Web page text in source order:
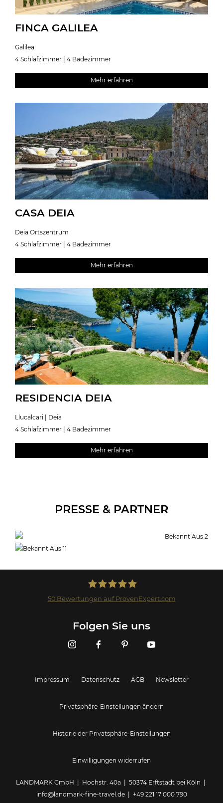
FINCA GALILEA
Galilea
4 Schlafzimmer | 4 Badezimmer
Mehr erfahren
CASA DEIA
Deia Ortszentrum
4 Schlafzimmer | 4 Badezimmer
Mehr erfahren
RESIDENCIA DEIA
Llucalcari | Deia
4 Schlafzimmer | 4 Badezimmer
Mehr erfahren
PRESSE & PARTNER
50Bewertungen auf ProvenExpert.com
Folgen Sie uns
Impressum Datenschutz AGB Newsletter
Privatsphäre-Einstellungen ändern
Historie der Privatsphäre-Einstellungen
Einwilligungen widerrufen
LANDMARK GmbH | Hochstr. 40a | 50374 Erftstadt bei Köln |
info@landmark-fine-travel.de| +49 221 17 000 790